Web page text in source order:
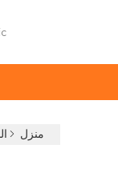
منزل